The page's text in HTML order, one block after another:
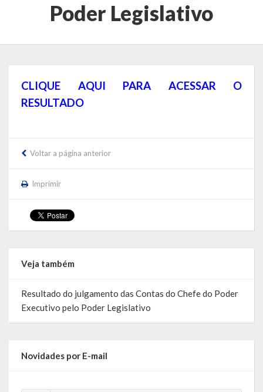
Estrutura organizacional
Administração
Educação, Cultura, Desporto e Turismo
Sala Multidisciplinar Saber Mais
Escola Municipal de Educação Infantil Dr. Orlando Rojas
Escola Municipal De Ensino Fundamental Educarte
Agricultura
Obras e Viação
Poder Legislativo
CLIQUE AQUI PARA ACESSAR O
RESULTADO
Voltar a página anterior
Imprimir
Veja também
Resultado do julgamento das Contas do Chefe do Poder
Executivo pelo Poder Legislativo
Novidades por E-mail